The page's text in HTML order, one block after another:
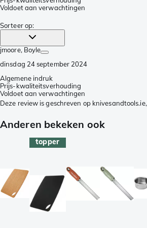
Voldoet aan verwachtingen
Sorteer op:
jmoore, Boyle
dinsdag 24 september 2024
Algemene indruk
Prijs-kwaliteitsverhouding
Voldoet aan verwachtingen
Deze review is geschreven op knivesandtools.ie,
Anderen bekeken ook
topper